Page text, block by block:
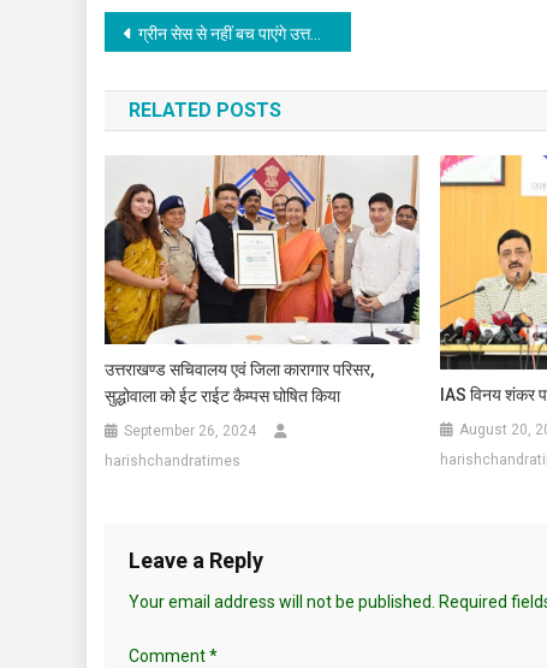
Post
navigation
ग्रीन सेस से नहीं बच पाएंगे उत्तराखंड आने वाले वाहन, सभी सीमाओं पर अंदर तक लगाए गए हैं ANPR कैमरे
RELATED POSTS
उत्तराखण्ड सचिवालय एवं जिला कारागार परिसर,
सुद्धोवाला को ईट राईट कैम्पस घोषित किया
September 26, 2024
harishchandratimes
IAS विनय शंकर
August 20,
Leave a Reply
Your email address will not be published. Required
Comment*